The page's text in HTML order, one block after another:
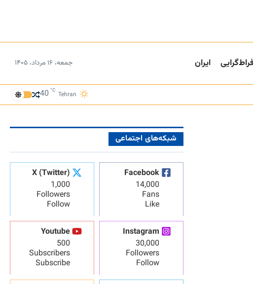
ایران جمعه، ۱۶ مرداد، ۱۴۰۵
Tehran
40 °C
شبکه‌های اجتماعی
Facebook
14,000
Fans
Like
X (Twitter)
1,000
Followers
Follow
Instagram
30,000
Followers
Follow
Youtube
500
Subscribers
Subscribe